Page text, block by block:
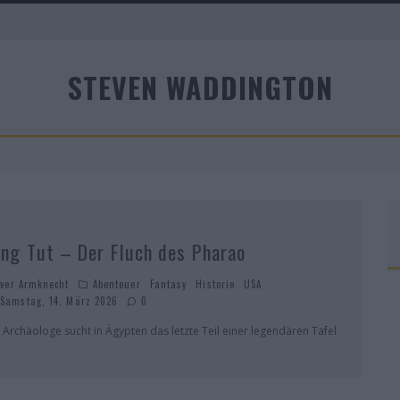
STEVEN WADDINGTON
Tut – Der Fluch des Pharao
Armknecht Abenteuer Fantasy Historie
USA
Samstag, 14. März 2026
0
Archäologe sucht in Ägypten das letzte Teil einer legendären Tafel